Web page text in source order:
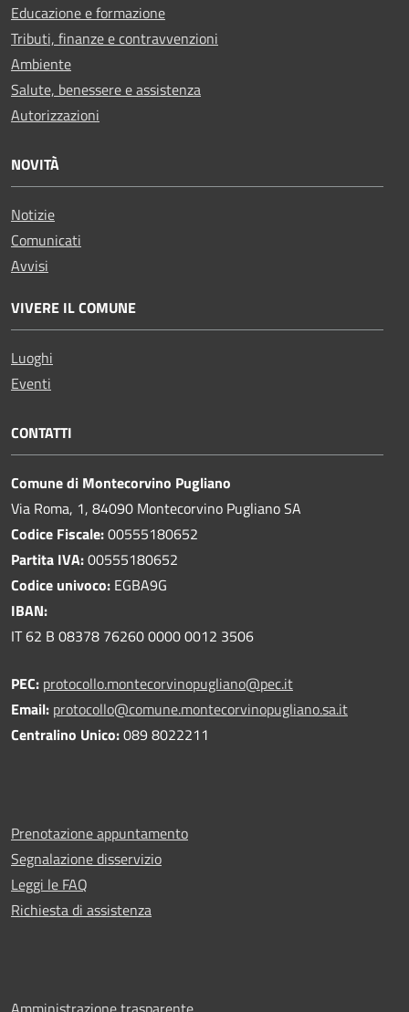
Educazione e formazione
Tributi, finanze e contravvenzioni
Ambiente
Salute, benessere e assistenza
Autorizzazioni
NOVITÀ
Notizie
Comunicati
Avvisi
VIVERE IL COMUNE
Luoghi
Eventi
CONTATTI
Comune di Montecorvino Pugliano
Via Roma, 1, 84090 Montecorvino Pugliano SA
Codice Fiscale:00555180652
Partita IVA:00555180652
Codice univoco: EGBA9G
IBAN:
IT 62 B 08378 76260 0000 0012 3506
PEC: protocollo.montecorvinopugliano@pec.it
Email: protocollo@comune.montecorvinopugliano.sa.it
Centralino Unico:089 8022211
Prenotazione appuntamento
Segnalazione disservizio
Leggi le FAQ
Richiesta di assistenza